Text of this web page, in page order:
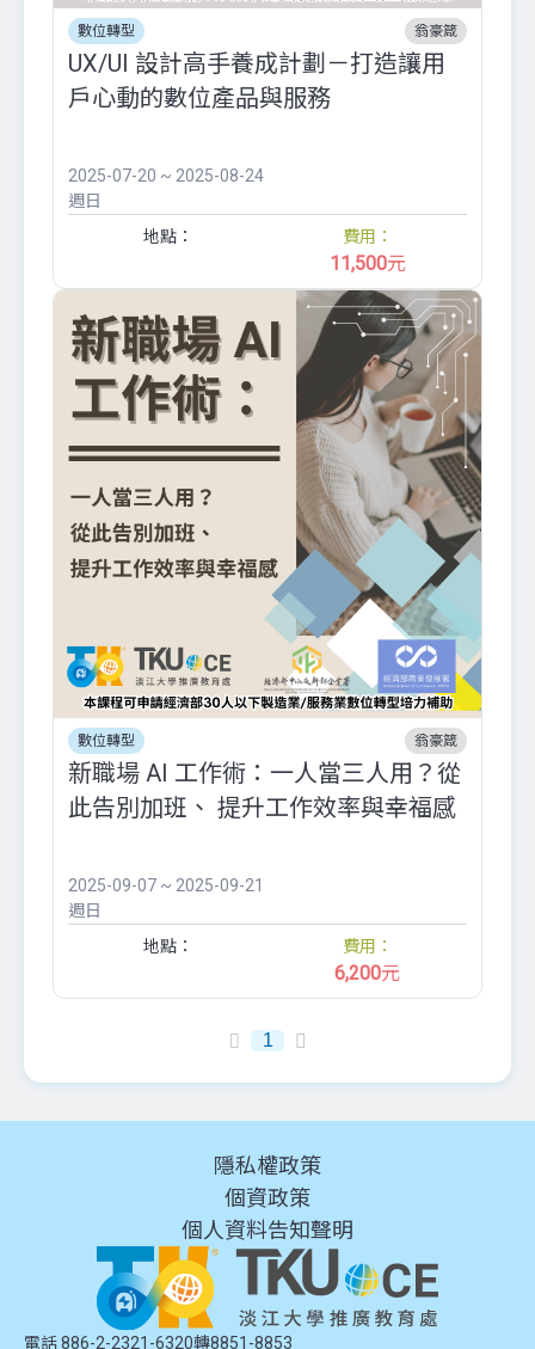
數位轉型 翁豪箴
UX/UI 設計高手養成計劃－打造讓用
戶心動的數位產品與服務
2025-07-20 ~ 2025-08-24
週日
地點：
費用：
11,500元
數位轉型 翁豪箴
新職場 AI 工作術：一人當三人用？從
此告別加班、 提升工作效率與幸福感
2025-09-07 ~ 2025-09-21
週日
地點：
費用：
6,200元
1
隱私權政策
個資政策
個人資料告知聲明
電話 886-2-2321-6320轉8851-8853